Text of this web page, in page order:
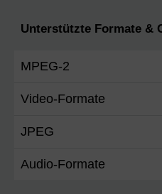
Unterstützte Formate &
MPEG-2
Video-Formate
JPEG
Audio-Formate